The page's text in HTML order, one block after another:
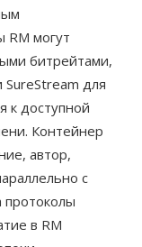
могут
битрейтами,
SureStream для
к доступной
Контейнер
автор,
с
в RM